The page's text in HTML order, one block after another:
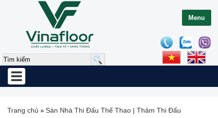
Menu
Toggle
navigation
Trang chủ » Sàn Nhà Thi Đấu Thể Thao | Thảm Thi Đấu